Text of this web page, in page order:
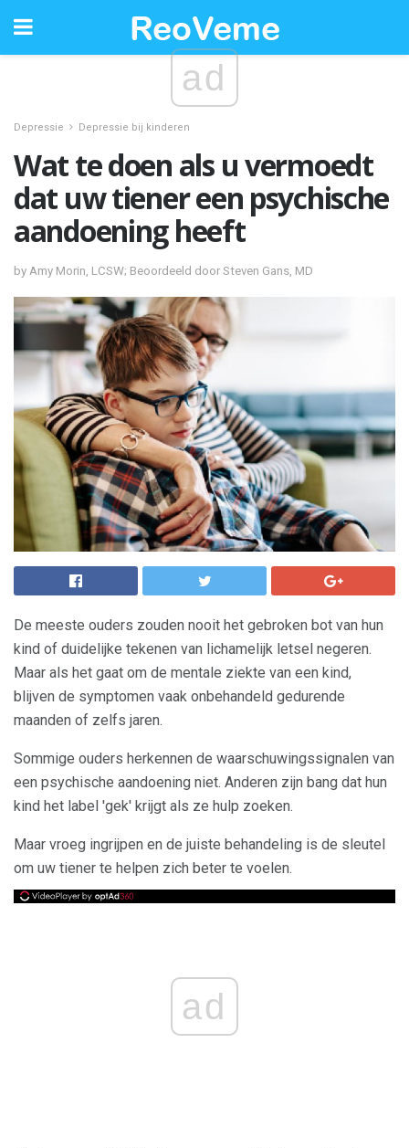
ad
Depressie Depressie bij kinderen
Wat te doen als u vermoedt
dat uw tiener een psychische
aandoening heeft
by Amy Morin, LCSW; Beoordeeld door Steven Gans, MD
De meeste ouders zouden nooit het gebroken bot van hun
kind of duidelijke tekenen van lichamelijk letsel negeren.
Maar als het gaat om de mentale ziekte van een kind,
blijven de symptomen vaak onbehandeld gedurende
maanden of zelfs jaren.
Sommige ouders herkennen de waarschuwingssignalen van
een psychische aandoening niet. Anderen zijn bang dat hun
kind het label 'gek' krijgt als ze hulp zoeken.
Maar vroeg ingrijpen en de juiste behandeling is de sleutel
om uw tiener te helpen zich beter te voelen.
ad